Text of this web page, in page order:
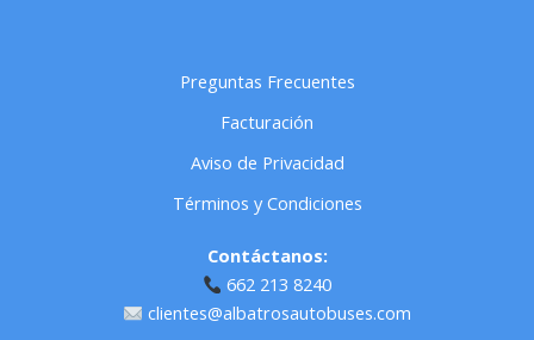
Preguntas Frecuentes
Facturación
Aviso de Privacidad
Términos y Condiciones
Contáctanos:
662 213 8240
clientes@albatrosautobuses.com